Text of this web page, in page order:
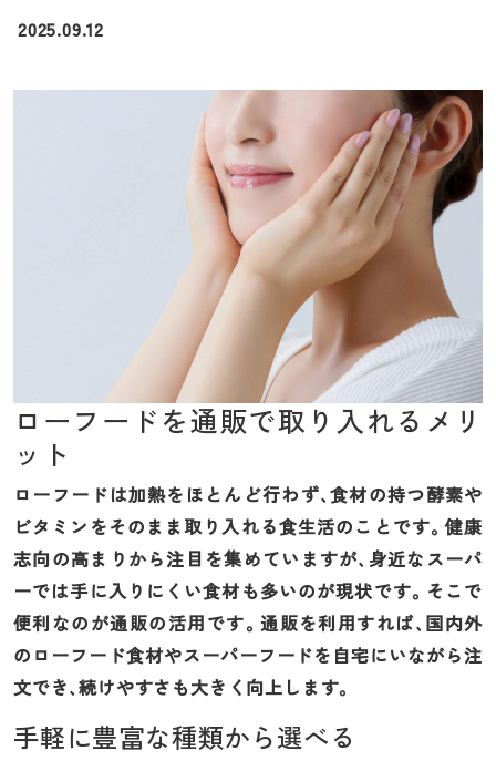
2025.09.12
ローフードを通販で取り入れるメリ
ット
ローフードは加熱をほとんど行わず、食材の持つ酵素や
ビタミンをそのまま取り入れる食生活のことです。健康
志向の高まりから注目を集めていますが、身近なスーパ
ーでは手に入りにくい食材も多いのが現状です。そこで
便利なのが通販の活用です。通販を利用すれば、国内外
のローフード食材やスーパーフードを自宅にいながら注
文でき、続けやすさも大きく向上します。
手軽に豊富な種類から選べる